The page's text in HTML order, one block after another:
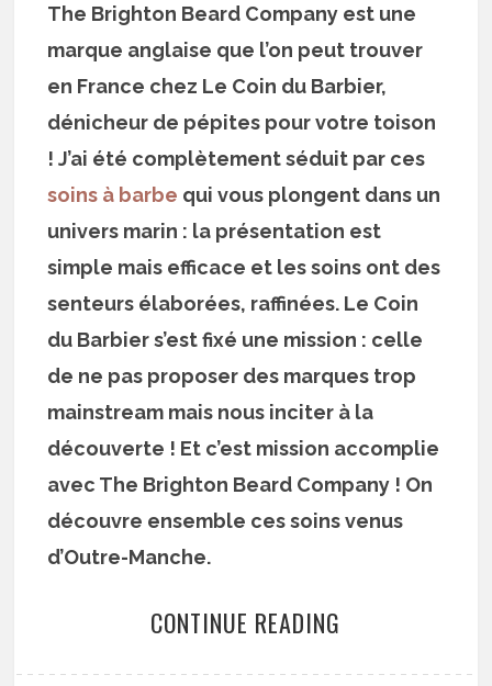
The Brighton Beard Company est une
marque anglaise que l’on peut trouver
en France chez Le Coin du Barbier,
dénicheur de pépites pour votre toison
! J’ai été complètement séduit par ces
soins à barbe qui vous plongent dans un
univers marin : la présentation est
simple mais efficace et les soins ont des
senteurs élaborées, raffinées. Le Coin
du Barbier s’est fixé une mission : celle
de ne pas proposer des marques trop
mainstream mais nous inciter à la
découverte ! Et c’est mission accomplie
avec The Brighton Beard Company ! On
découvre ensemble ces soins venus
d’Outre-Manche.
CONTINUE READING